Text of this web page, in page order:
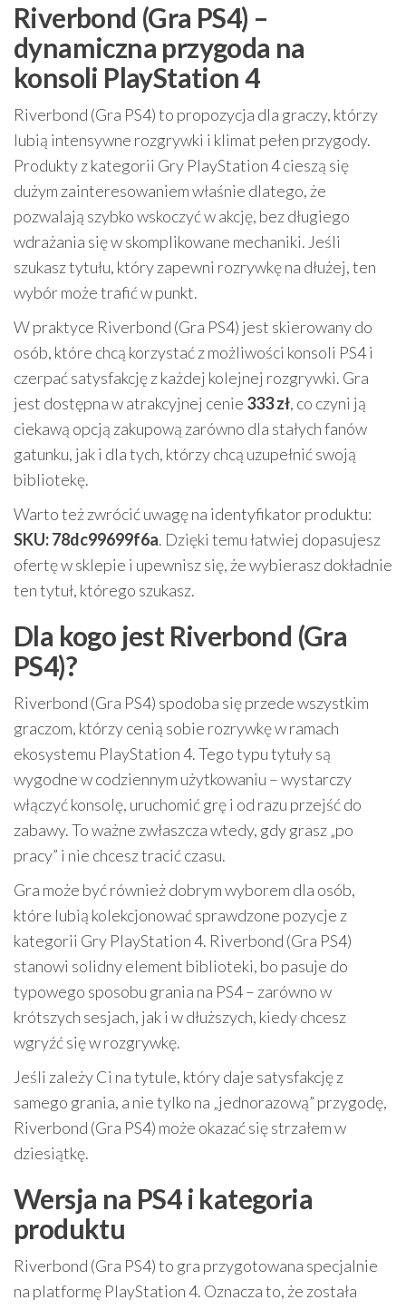
Riverbond (Gra PS4) –
dynamiczna przygoda na
konsoli PlayStation 4
Riverbond (Gra PS4) to propozycja dla graczy, którzy
lubią intensywne rozgrywki i klimat pełen przygody.
Produkty z kategorii Gry PlayStation 4 cieszą się
dużym zainteresowaniem właśnie dlatego, że
pozwalają szybko wskoczyć w akcję, bez długiego
wdrażania się w skomplikowane mechaniki. Jeśli
szukasz tytułu, który zapewni rozrywkę na dłużej, ten
wybór może trafić w punkt.
W praktyce Riverbond (Gra PS4) jest skierowany do
osób, które chcą korzystać z możliwości konsoli PS4 i
czerpać satysfakcję z każdej kolejnej rozgrywki. Gra
jest dostępna w atrakcyjnej cenie 333 zł, co czyni ją
ciekawą opcją zakupową zarówno dla stałych fanów
gatunku, jak i dla tych, którzy chcą uzupełnić swoją
bibliotekę.
Warto też zwrócić uwagę na identyfikator produktu:
SKU: 78dc99699f6a. Dzięki temu łatwiej dopasujesz
ofertę w sklepie i upewnisz się, że wybierasz dokładnie
ten tytuł, którego szukasz.
Dla kogo jest Riverbond (Gra
PS4)?
Riverbond (Gra PS4) spodoba się przede wszystkim
graczom, którzy cenią sobie rozrywkę w ramach
ekosystemu PlayStation 4. Tego typu tytuły są
wygodne w codziennym użytkowaniu – wystarczy
włączyć konsolę, uruchomić grę i od razu przejść do
zabawy. To ważne zwłaszcza wtedy, gdy grasz „po
pracy” i nie chcesz tracić czasu.
Gra może być również dobrym wyborem dla osób,
które lubią kolekcjonować sprawdzone pozycje z
kategorii Gry PlayStation 4. Riverbond (Gra PS4)
stanowi solidny element biblioteki, bo pasuje do
typowego sposobu grania na PS4 – zarówno w
krótszych sesjach, jak i w dłuższych, kiedy chcesz
wgryźć się w rozgrywkę.
Jeśli zależy Ci na tytule, który daje satysfakcję z
samego grania, a nie tylko na „jednorazową” przygodę,
Riverbond (Gra PS4) może okazać się strzałem w
dziesiątkę.
Wersja na PS4 i kategoria
produktu
Riverbond (Gra PS4) to gra przygotowana specjalnie
na platformę PlayStation 4. Oznacza to, że została